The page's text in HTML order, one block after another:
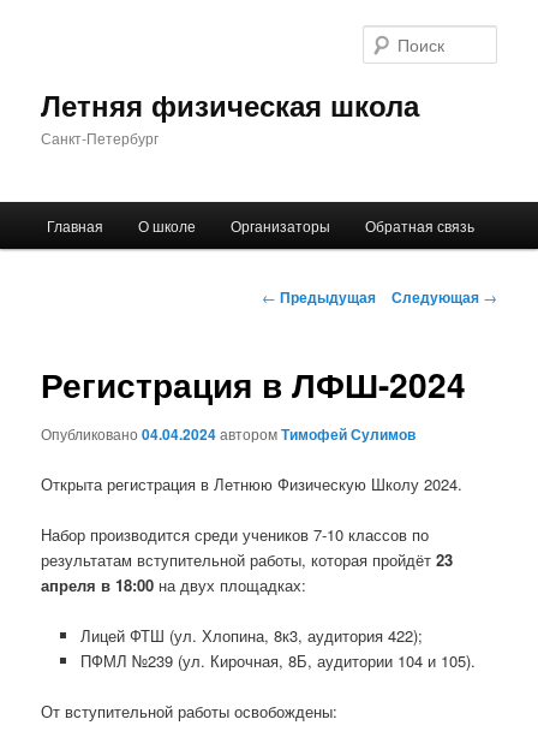
Летняя физическая школа
Санкт-Петербург
Перейти
содержимому
Главная О школе Организаторы Обратная связь
Навигация
← Предыдущая Следующая →
Регистрация в ЛФШ-2024
Опубликовано04.04.2024авторомТимофей Сулимов
Открыта регистрация в Летнюю Физическую Школу 2024.
Набор производится среди учеников 7-10 классов по
результатам вступительной работы, которая пройдёт23
апреля в 18:00 на двух площадках:
Лицей ФТШ (ул. Хлопина, 8к3, аудитория 422);
ПФМЛ №239 (ул. Кирочная, 8Б, аудитории 104 и 105).
От вступительной работы освобождены: